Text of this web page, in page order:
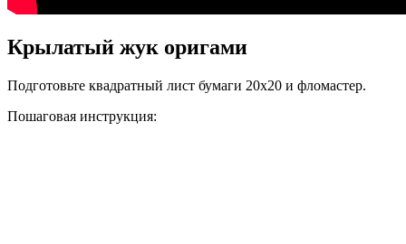
Крылатый жук оригами
Подготовьте квадратный лист бумаги 20х20 и фломастер.
Пошаговая инструкция: